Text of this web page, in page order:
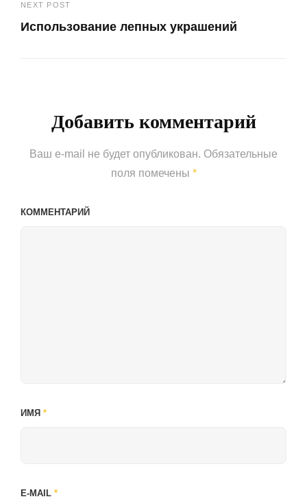
Post
NEXT POST
Использование лепных украшений
Добавить комментарий
Ваш e-mail не будет опубликован. Обязательные
поля помечены *
КОММЕНТАРИЙ
ИМЯ *
E-MAIL *